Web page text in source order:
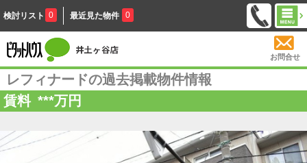
検討リスト 0 最近見た物件 0
お問合せ
レフィナードの過去掲載物件情報
賃料 ***万円